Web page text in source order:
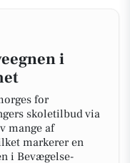
i
for
skoletilbud via
mange af
markerer en
i Bevægelse-